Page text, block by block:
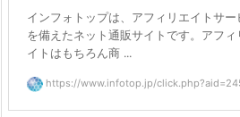
インフォトップは、アフィリエイトサー
を備えたネット通販サイトです。アフィ
イトはもちろん商 ...
https://www.infotop.jp/